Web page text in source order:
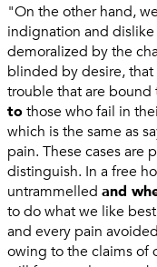
"On the other hand,
indignation and
demoralized by the
blinded by desire,
trouble that are bound
tothose who fail in
which is the same as
pain. These cases are
distinguish. In a free
untrammelled and
to do what we like
and every pain
owing to the claims of